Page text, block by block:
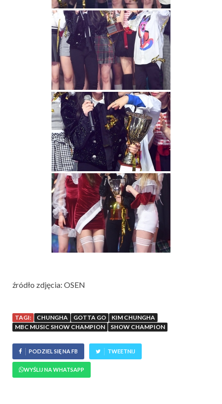
źródło zdjęcia: OSEN
TAGI: CHUNGHA GOTTA GO
KIM CHUNGHA
MBC MUSIC SHOW CHAMPION
SHOW CHAMPION
PODZIEL SIĘ NA FB TWEETNIJ
WYŚLIJ NA WHATSAPP